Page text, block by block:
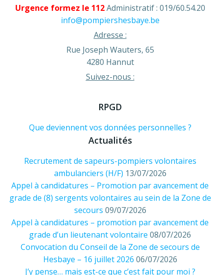
Urgence formez le 112Administratif : 019/60.54.20
info@pompiershesbaye.be
Adresse :
Rue Joseph Wauters, 65
4280 Hannut
Suivez-nous :
RPGD
Que deviennent vos données personnelles ?
Actualités
Recrutement de sapeurs-pompiers volontaires
ambulanciers (H/F) 13/07/2026
Appel à candidatures – Promotion par avancement de
grade de (8) sergents volontaires au sein de la Zone de
secours 09/07/2026
Appel à candidatures – promotion par avancement de
grade d’un lieutenant volontaire 08/07/2026
Convocation du Conseil de la Zone de secours de
Hesbaye – 16 juillet 2026 06/07/2026
J’y pense… mais est-ce que c’est fait pour moi ?